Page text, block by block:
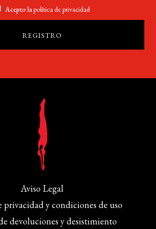
Acepto lapolítica de privacidad
Aviso Legal
privacidad y condiciones de uso
devoluciones y desistimiento